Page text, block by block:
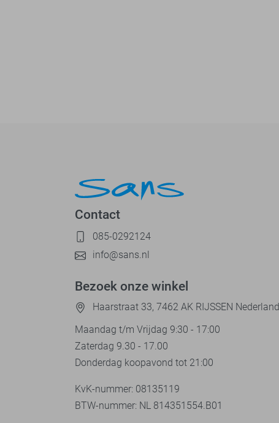
Contact
085-0292124
info@sans.nl
Bezoek onze winkel
Haarstraat 33, 7462 AK RIJSSEN Nederland
Maandag t/m Vrijdag 9:30 - 17:00
Zaterdag 9.30 - 17.00
Donderdag koopavond tot 21:00
KvK-nummer: 08135119
BTW-nummer: NL 814351554.B01